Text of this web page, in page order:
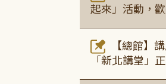
起來」活動，
【總館】
「新北講堂」